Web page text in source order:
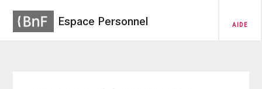
Espace Personnel AIDE